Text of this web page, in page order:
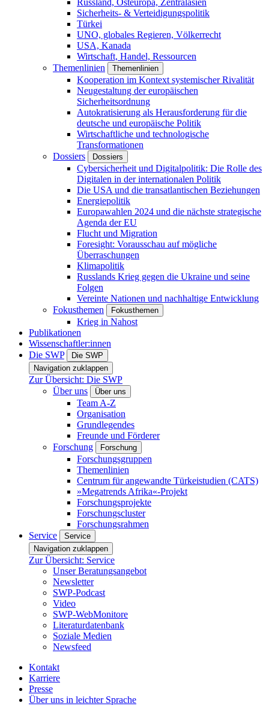
Russland, Osteuropa, Zentralasien
Sicherheits- & Verteidigungspolitik
Türkei
UNO, globales Regieren, Völkerrecht
USA, Kanada
Wirtschaft, Handel, Ressourcen
Themenlinien
Themenlinien
Kooperation im Kontext systemischer Rivalität
Neugestaltung der europäischen
Sicherheitsordnung
Autokratisierung als Herausforderung für die
deutsche und europäische Politik
Wirtschaftliche und technologische
Transformationen
Dossiers
Dossiers
Cybersicherheit und Digitalpolitik: Die Rolle des
Digitalen in der internationalen Politik
Die USA und die transatlantischen Beziehungen
Energiepolitik
Europawahlen 2024 und die nächste strategische
Agenda der EU
Flucht und Migration
Foresight: Vorausschau auf mögliche
Überraschungen
Klimapolitik
Russlands Krieg gegen die Ukraine und seine
Folgen
Vereinte Nationen und nachhaltige Entwicklung
Fokusthemen
Fokusthemen
Krieg in Nahost
Publikationen
Wissenschaftler:innen
Die SWP
Die SWP
Navigation zuklappen
Zur Übersicht: Die SWP
Über uns
Über uns
Team A-Z
Organisation
Grundlegendes
Freunde und Förderer
Forschung
Forschung
Forschungsgruppen
Themenlinien
Centrum für angewandte Türkeistudien (CATS)
»Megatrends Afrika«-Projekt
Forschungsprojekte
Forschungscluster
Forschungsrahmen
Service
Service
Navigation zuklappen
Zur Übersicht: Service
Unser Beratungsangebot
Newsletter
SWP-Podcast
Video
SWP-WebMonitore
Literaturdatenbank
Soziale Medien
Newsfeed
Kontakt
Karriere
Presse
Über uns in leichter Sprache